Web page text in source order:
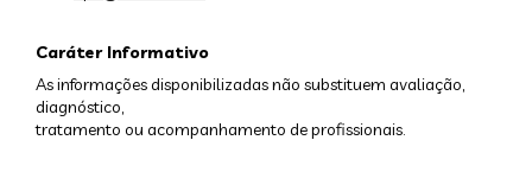
Caráter Informativo
As informações disponibilizadas não substituem avaliação,
diagnóstico,
tratamento ou acompanhamento de profissionais.